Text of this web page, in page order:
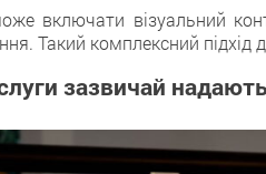
включати візуальний
Такий комплексний підхід
зазвичай